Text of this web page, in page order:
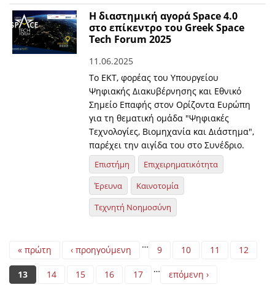
Η διαστημική αγορά Space 4.0
στο επίκεντρο του Greek Space
Tech Forum 2025
11.06.2025
Το ΕΚΤ, φορέας του Υπουργείου
Ψηφιακής Διακυβέρνησης και Εθνικό
Σημείο Επαφής στον Ορίζοντα Ευρώπη
για τη θεματική ομάδα "Ψηφιακές
Τεχνολογίες, Βιομηχανία και Διάστημα",
παρέχει την αιγίδα του στο Συνέδριο.
Επιστήμη
Επιχειρηματικότητα
Έρευνα
Καινοτομία
Τεχνητή Νοημοσύνη
Pages
« πρώτη ‹ προηγούμενη … 9 10 11 12
13 14 15 16 17 … επόμενη ›